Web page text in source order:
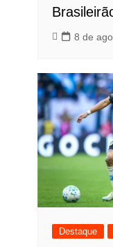
8 de
Destaque